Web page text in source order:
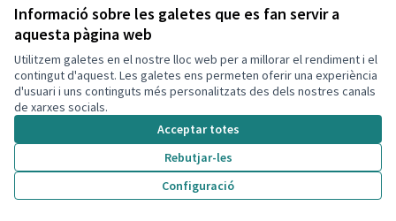
Informació sobre les galetes que es fan servir a
aquesta pàgina web
Utilitzem galetes en el nostre lloc web per a millorar el rendiment i el
contingut d'aquest. Les galetes ens permeten oferir una experiència
d'usuari i uns continguts més personalitzats des dels nostres canals
de xarxes socials.
Acceptar totes
Rebutjar-les
Configuració
Bòbila
Laia Espai Públic